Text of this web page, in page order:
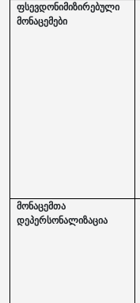
ფსევდონიმიზირებული
მონაცემები
მონაცემთა
დეპერსონალიზაცია